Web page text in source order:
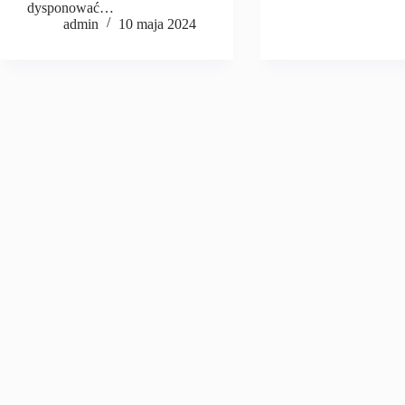
dysponować…
admin
10 maja 2024